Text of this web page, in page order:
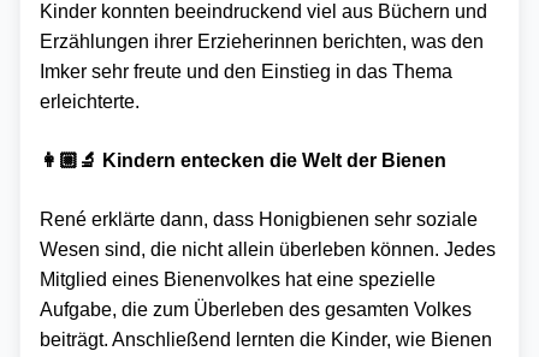
Kinder konnten beeindruckend viel aus Büchern und
Erzählungen ihrer Erzieherinnen berichten, was den
Imker sehr freute und den Einstieg in das Thema
erleichterte.
👩🏼‍🔬 Kindern entecken die Welt der Bienen
René erklärte dann, dass Honigbienen sehr soziale
Wesen sind, die nicht allein überleben können. Jedes
Mitglied eines Bienenvolkes hat eine spezielle
Aufgabe, die zum Überleben des gesamten Volkes
beiträgt. Anschließend lernten die Kinder, wie Bienen